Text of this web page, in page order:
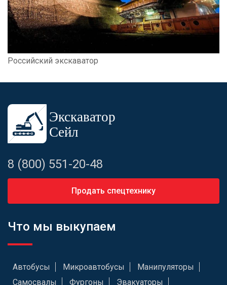
Российский экскаватор
8 (800) 551-20-48
Продать спецтехнику
Что мы выкупаем
Автобусы Микроавтобусы
Манипуляторы
Самосвалы
Фургоны Эвакуаторы